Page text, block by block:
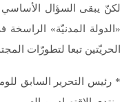
لكنّ يبقى السؤال الأساسي
«الدولة المدنيّة» الراسخة
الحريّتين تبعا لتطورّات
* رئيس التحرير السابق